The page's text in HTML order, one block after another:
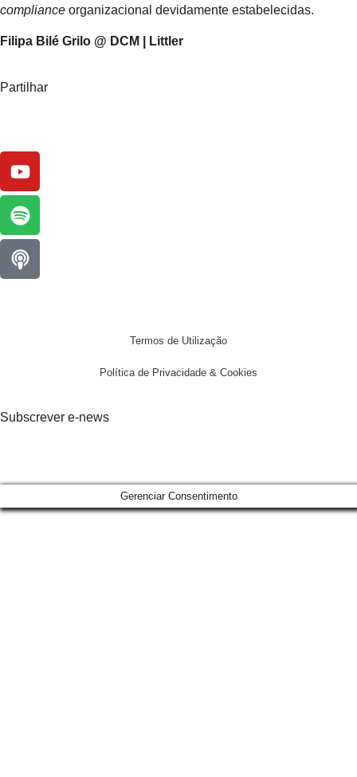
compliance organizacional devidamente estabelecidas.
Filipa Bilé Grilo @ DCM | Littler
Partilhar
Termos de Utilização
Política de Privacidade & Cookies
Subscrever e-news
Gerenciar Consentimento